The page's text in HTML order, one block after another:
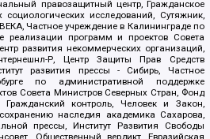
правозащитный центр, Гражданское
социологических исследований, Сутяжник,
Частное учреждение в Калининграде по
реализации программ и проектов Совета
развития некоммерческих организаций,
Р, Центр Защиты Прав Средств
развития прессы - Сибирь, Частное
по административной поддержке
Совета Министров Северных Стран, Фонд
контроль, Человек и Закон,
наследия академика Сахарова,
прессы, Институт Развития Свободы
Общественный вердикт, Евразийская